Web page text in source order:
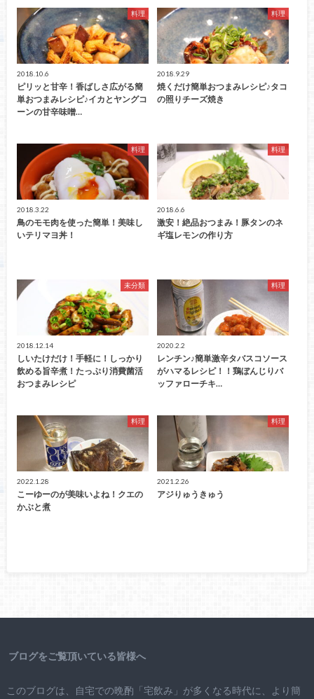
料理
2018.10.6
ピリッと甘辛！香ばしさ広がる簡
単おつまみレシピ♪イカとヤングコ
ーンの甘辛味噌…
料理
2018.9.29
焼くだけ簡単おつまみレシピ♪タコ
の照りチーズ焼き
料理
2018.3.22
鳥のモモ肉を使った簡単！美味し
いテリマヨ丼！
料理
2018.6.6
激安！絶品おつまみ！豚タンのネ
ギ塩レモンの作り方
未分類
2018.12.14
しいたけだけ！手軽に！しっかり
飲める旨辛煮！たっぷり消費菌活
おつまみレシピ
料理
2020.2.2
レンチン♪簡単激辛タバスコソース
がハマるレシピ！！鶏ぼんじりバ
ッファローチキ…
料理
2022.1.28
こーゆーのが美味いよね！クエの
かぶと煮
料理
2021.2.26
アジりゅうきゅう
ブログをご覧頂いている皆様へ
このブログは、自宅での晩酌「宅飲み」が多くなる時代に、より簡